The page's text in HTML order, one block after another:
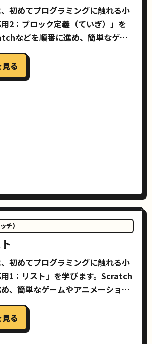
初めてプログラミングに触れる小
2：ブロック定義（ていぎ）」を
などを順番に進め、簡単なゲー
ンを自分で作れるようになること
る
チ）
初めてプログラミングに触れる小
1：リスト」を学びます。Scratch
、簡単なゲームやアニメーション
うになることを目指します。
る